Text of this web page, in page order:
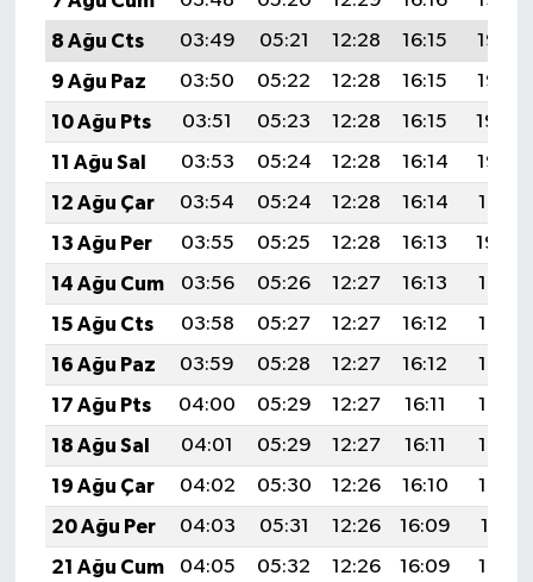
8 Ağu Cts
03:49 05:21 12:28 16:15
19:26
9 Ağu Paz
03:50 05:22 12:28 16:15
19:25
10 Ağu Pts
03:51 05:23 12:28 16:15
19:24
11 Ağu Sal
03:53 05:24 12:28 16:14
19:22
12 Ağu Çar
03:54 05:24 12:28 16:14
19:21
13 Ağu Per
03:55 05:25 12:28 16:13
19:20
14 Ağu Cum
03:56 05:26 12:27 16:13
19:19
15 Ağu Cts
03:58 05:27 12:27 16:12
19:18
16 Ağu Paz
03:59 05:28 12:27 16:12
19:16
17 Ağu Pts
04:00 05:29 12:27 16:11
19:15
18 Ağu Sal
04:01 05:29 12:27 16:11
19:14
19 Ağu Çar
04:02 05:30 12:26 16:10
19:13
20 Ağu Per
04:03 05:31 12:26 16:09
19:11
21 Ağu Cum
04:05 05:32 12:26 16:09
19:10